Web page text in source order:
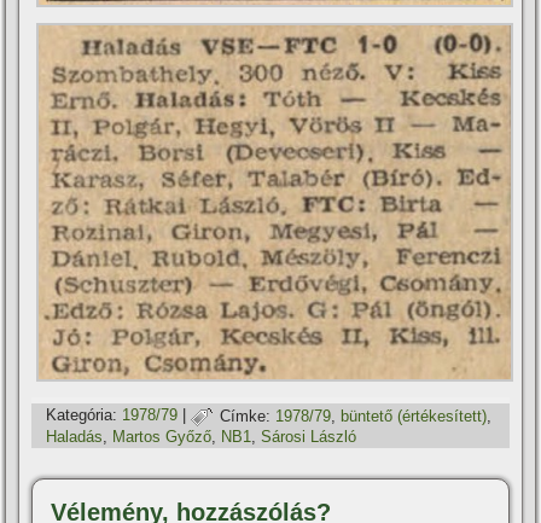
Kategória: 1978/79 | Címke: 1978/79 ,büntető (értékesí­tett)
Haladás, Martos Győző, NB1,Sárosi László
Vélemény, hozzászólás?